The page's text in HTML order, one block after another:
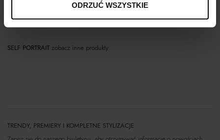
ODRZUĆ WSZYSTKIE
Materiał
SELF PORTRAIT zobacz inne produkty
TRENDY, PREMIERY I KOMPLETNE STYLIZACJE